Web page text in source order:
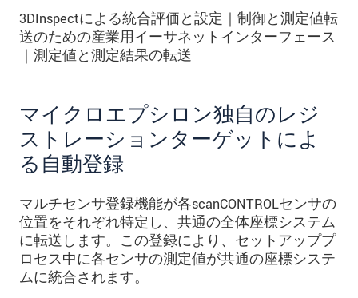
3DInspectによる統合評価と設定｜制御と測定値転
送のための産業用イーサネットインターフェース
｜測定値と測定結果の転送
マイクロエプシロン独自のレジ
ストレーションターゲットによ
る自動登録
マルチセンサ登録機能が各scanCONTROLセンサの
位置をそれぞれ特定し、共通の全体座標システム
に転送します。この登録により、セットアッププ
ロセス中に各センサの測定値が共通の座標システ
ムに統合されます。